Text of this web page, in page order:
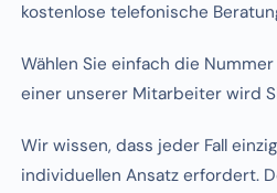
kostenlose telefonische
Wählen Sie einfach die
einer unserer Mitarbeiter wird
Wir wissen, dass jeder Fall
individuellen Ansatz erfordert.